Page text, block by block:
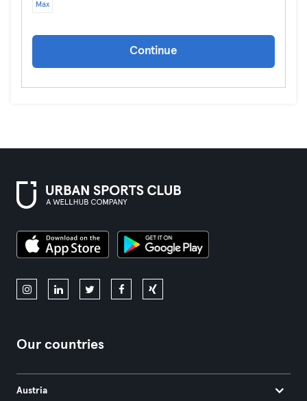
Max
Continue
Our countries
Austria